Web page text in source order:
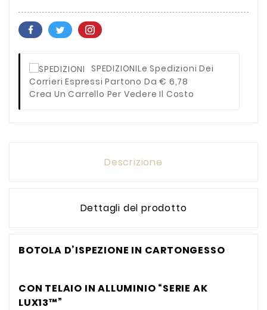
SPEDIZIONILe Spedizioni Dei
Corrieri Espressi Partono Da € 6,78
Crea Un Carrello Per Vedere Il Costo
Descrizione
Dettagli del prodotto
BOTOLA D’ISPEZIONE IN CARTONGESSO
CON TELAIO IN ALLUMINIO “SERIE AK
LUX13™”